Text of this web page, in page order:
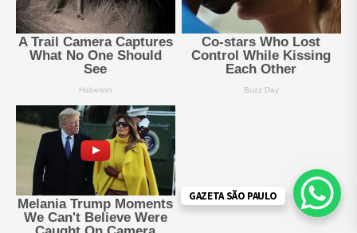
GAZETA SÃO PAULO